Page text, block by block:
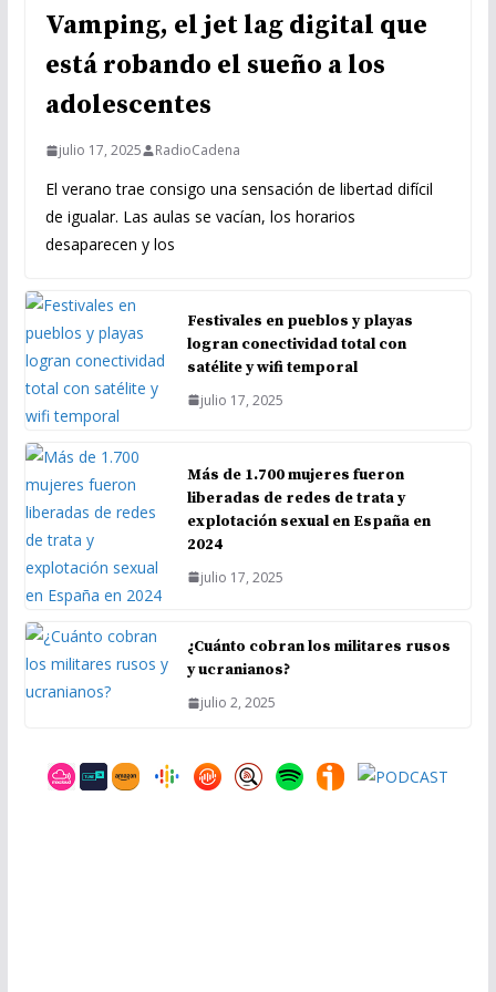
Vamping, el jet lag digital que
está robando el sueño a los
adolescentes
julio 17, 2025 RadioCadena
El verano trae consigo una sensación de libertad difícil
de igualar. Las aulas se vacían, los horarios
desaparecen y los
Festivales en pueblos y playas
logran conectividad total con
satélite y wifi temporal
julio 17, 2025
Más de 1.700 mujeres fueron
liberadas de redes de trata y
explotación sexual en España en
2024
julio 17, 2025
¿Cuánto cobran los militares rusos
y ucranianos?
julio 2, 2025